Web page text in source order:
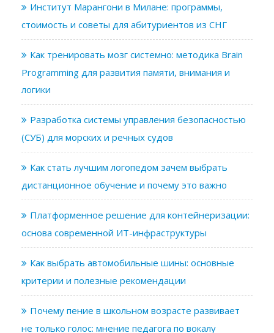
Институт Марангони в Милане: программы,
стоимость и советы для абитуриентов из СНГ
Как тренировать мозг системно: методика Brain
Programming для развития памяти, внимания и
логики
Разработка системы управления безопасностью
(СУБ) для морских и речных судов
Как стать лучшим логопедом зачем выбрать
дистанционное обучение и почему это важно
Платформенное решение для контейнеризации:
основа современной ИТ-инфраструктуры
Как выбрать автомобильные шины: основные
критерии и полезные рекомендации
Почему пение в школьном возрасте развивает
не только голос: мнение педагога по вокалу